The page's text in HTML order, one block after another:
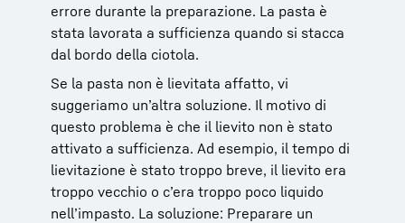
errore durante la preparazione. La pasta è
stata lavorata a sufficienza quando si stacca
dal bordo della ciotola.
Se la pasta non è lievitata affatto, vi
suggeriamo un’altra soluzione. Il motivo di
questo problema è che il lievito non è stato
attivato a sufficienza. Ad esempio, il tempo di
lievitazione è stato troppo breve, il lievito era
troppo vecchio o c’era troppo poco liquido
nell’impasto. La soluzione: Preparare un